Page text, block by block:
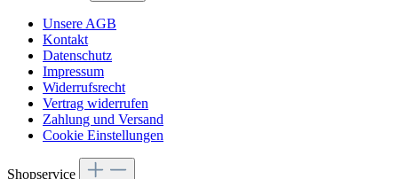
Unsere AGB
Kontakt
Datenschutz
Impressum
Widerrufsrecht
Vertrag widerrufen
Zahlung und Versand
Cookie Einstellungen
Shopservice